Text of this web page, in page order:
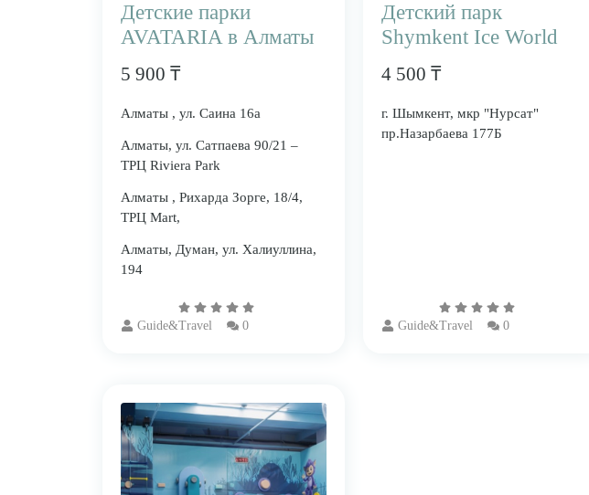
Детские парки
AVATARIA в Алматы
5 900 ₸
Алматы , ул. Саина 16а
Алматы, ул. Сатпаева 90/21 –
ТРЦ Riviera Park
Алматы , Рихарда Зорге, 18/4,
ТРЦ Mart,
Алматы, Думан, ул. Халиуллина,
194
Guide&Travel 0
Детский парк
Shymkent Ice World
4 500 ₸
г. Шымкент, мкр "Нурсат"
пр.Назарбаева 177Б
Guide&Travel 0